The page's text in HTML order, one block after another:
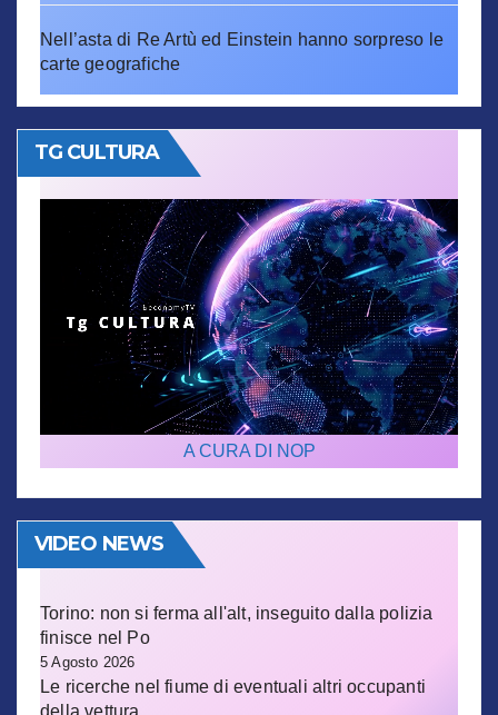
Nell’asta di Re Artù ed Einstein hanno sorpreso le
carte geografiche
TG CULTURA
A CURA DI NOP
VIDEO NEWS
Torino: non si ferma all'alt, inseguito dalla polizia
finisce nel Po
5 Agosto 2026
Le ricerche nel fiume di eventuali altri occupanti
della vettura